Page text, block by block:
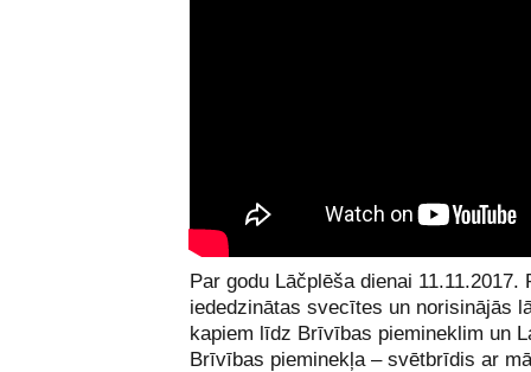
Par godu Lāčplēša dienai 11.11.2017.
iededzinātas svecītes un norisinājās
kapiem līdz Brīvības piemineklim un
Brīvības pieminekļa – svētbrīdis ar